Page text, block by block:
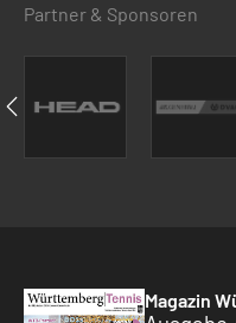
Partner & Sponsoren
Magazin